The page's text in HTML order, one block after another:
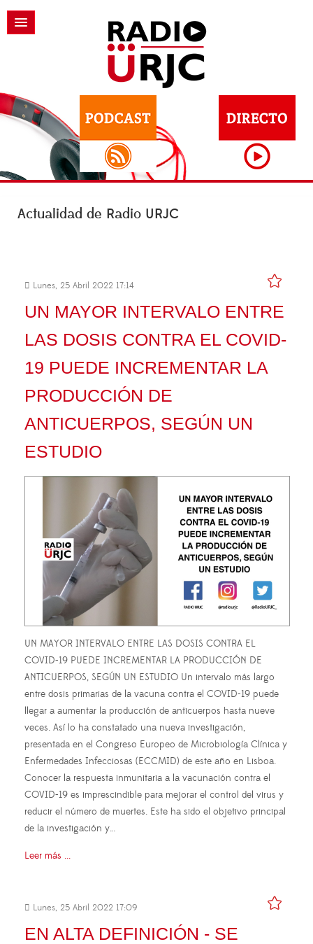
Actualidad de Radio URJC
Lunes, 25 Abril 2022 17:14
UN MAYOR INTERVALO ENTRE
LAS DOSIS CONTRA EL COVID-
19 PUEDE INCREMENTAR LA
PRODUCCIÓN DE
ANTICUERPOS, SEGÚN UN
ESTUDIO
UN MAYOR INTERVALO ENTRE LAS DOSIS CONTRA EL
COVID-19 PUEDE INCREMENTAR LA PRODUCCIÓN DE
ANTICUERPOS, SEGÚN UN ESTUDIO Un intervalo más largo
entre dosis primarias de la vacuna contra el COVID-19 puede
llegar a aumentar la producción de anticuerpos hasta nueve
veces. Así lo ha constatado una nueva investigación,
presentada en el Congreso Europeo de Microbiología Clínica y
Enfermedades Infecciosas (ECCMID) de este año en Lisboa.
Conocer la respuesta inmunitaria a la vacunación contra el
COVID-19 es imprescindible para mejorar el control del virus y
reducir el número de muertes. Este ha sido el objetivo principal
de la investigación y…
Leer más ...
Lunes, 25 Abril 2022 17:09
EN ALTA DEFINICIÓN - SE